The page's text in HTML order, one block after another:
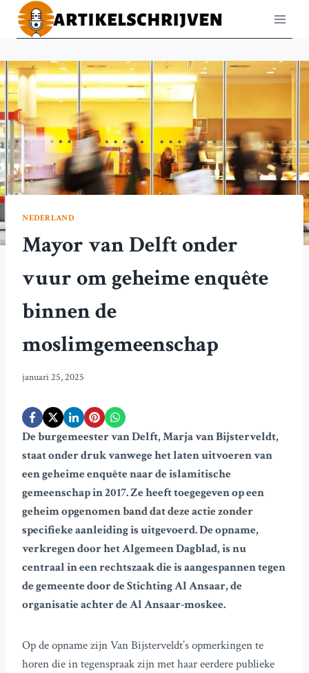
Doorgaan
naar
NEDERLAND
Mayor van Delft onder
vuur om geheime enquête
binnen de
moslimgemeenschap
januari 25, 2025
De burgemeester van Delft, Marja van Bijsterveldt,
staat onder druk vanwege het laten uitvoeren van
een geheime enquête naar de islamitische
gemeenschap in 2017. Ze heeft toegegeven op een
geheim opgenomen band dat deze actie zonder
specifieke aanleiding is uitgevoerd. De opname,
verkregen door het Algemeen Dagblad, is nu
centraal in een rechtszaak die is aangespannen tegen
de gemeente door de Stichting Al Ansaar, de
organisatie achter de Al Ansaar-moskee.
Op de opname zijn Van Bijsterveldt’s opmerkingen te
horen die in tegenspraak zijn met haar eerdere publieke